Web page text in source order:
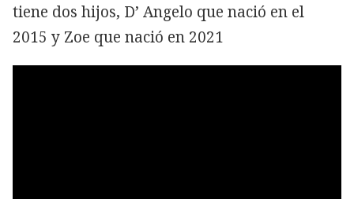
tiene dos hijos, D’ Angelo que nació en el
2015 y Zoe que nació en 2021